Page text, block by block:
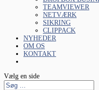
TEAMVIEWER
NETVÆRK
SIKRING
CLIPPACK
NYHEDER
OM OS
KONTAKT
Vælg en side